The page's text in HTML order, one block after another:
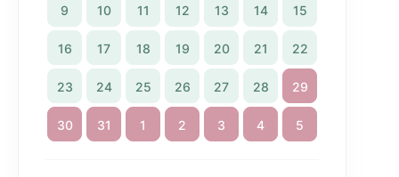
9 10 11 12 13 14 15
16 17 18 19 20 21 22
23 24 25 26 27 28 29
30 31 1 2 3 4 5